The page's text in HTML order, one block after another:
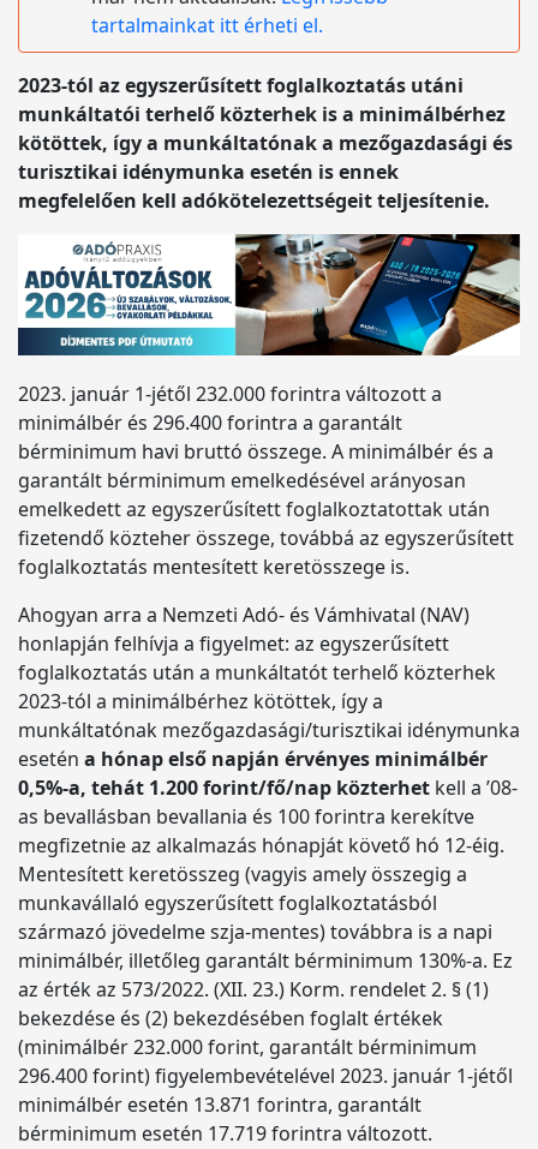
tartalmainkat itt érheti el.
2023-tól az egyszerűsített foglalkoztatás utáni
munkáltatói terhelő közterhek is a minimálbérhez
kötöttek, így a munkáltatónak a mezőgazdasági és
turisztikai idénymunka esetén is ennek
megfelelően kell adókötelezettségeit teljesítenie.
2023. január 1-jétől 232.000 forintra változott a
minimálbér és 296.400 forintra a garantált
bérminimum havi bruttó összege. A minimálbér és a
garantált bérminimum emelkedésével arányosan
emelkedett az egyszerűsített foglalkoztatottak után
fizetendő közteher összege, továbbá az egyszerűsített
foglalkoztatás mentesített keretösszege is.
Ahogyan arra a Nemzeti Adó- és Vámhivatal (NAV)
honlapján felhívja a figyelmet: az egyszerűsített
foglalkoztatás után a munkáltatót terhelő közterhek
2023-tól a minimálbérhez kötöttek, így a
munkáltatónak mezőgazdasági/turisztikai idénymunka
esetén a hónap első napján érvényes minimálbér
0,5%-a, tehát 1.200 forint/fő/nap közterhet kell a ’08-
as bevallásban bevallania és 100 forintra kerekítve
megfizetnie az alkalmazás hónapját követő hó 12-éig.
Mentesített keretösszeg (vagyis amely összegig a
munkavállaló egyszerűsített foglalkoztatásból
származó jövedelme szja-mentes) továbbra is a napi
minimálbér, illetőleg garantált bérminimum 130%-a. Ez
az érték az 573/2022. (XII. 23.) Korm. rendelet 2. § (1)
bekezdése és (2) bekezdésében foglalt értékek
(minimálbér 232.000 forint, garantált bérminimum
296.400 forint) figyelembevételével 2023. január 1-jétől
minimálbér esetén 13.871 forintra, garantált
bérminimum esetén 17.719 forintra változott.